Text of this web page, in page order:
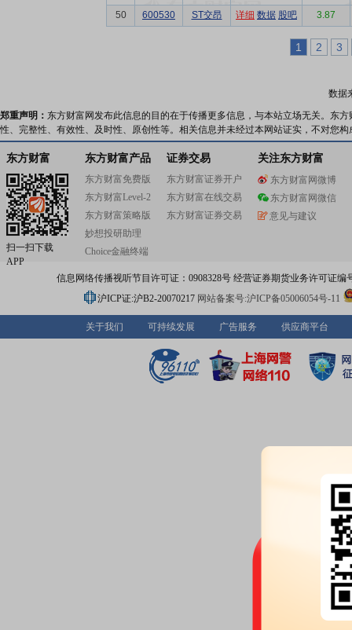
50
600530 ST交昂 详细 数据 股吧 3.87
1 2 3
数据
郑重声明： 东方财富网发布此信息的目的在于传播更多信息，与本站立场无关。东
性、完整性、有效性、及时性、原创性等。相关信息并未经过本网站证实，不对您
东方财富
扫一扫下载
APP
东方财富产品
东方财富免费版
东方财富Level-2
东方财富策略版
妙想投研助理
Choice金融终端
证券交易
东方财富证券开户
东方财富在线交易
东方财富证券交易
关注东方财富
东方财富网微博
东方财富网微信
意见与建议
信息网络传播视听节目许可证：0908328号 经营证券期货业务许可证编
沪ICP证:沪B2-20070217 网站备案号:沪ICP备05006054号-11
关于我们 可持续发展 广告服务 供应商平台